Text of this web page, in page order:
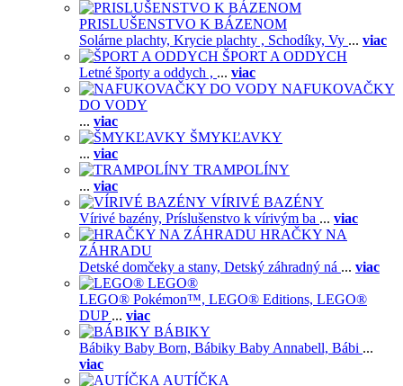
PRISLUŠENSTVO K BÁZENOM
Solárne plachty, Krycie plachty , Schodíky, Vy ... viac
ŠPORT A ODDYCH
Letné športy a oddych , ... viac
NAFUKOVAČKY
DO VODY
... viac
ŠMYKĽAVKY
... viac
TRAMPOLÍNY
... viac
VÍRIVÉ BAZÉNY
Vírivé bazény, Príslušenstvo k vírivým ba ... viac
HRAČKY NA
ZÁHRADU
Detské domčeky a stany, Detský záhradný ná ... viac
LEGO®
LEGO® Pokémon™, LEGO® Editions, LEGO®
DUP ... viac
BÁBIKY
Bábiky Baby Born, Bábiky Baby Annabell, Bábi ...
viac
AUTÍČKA